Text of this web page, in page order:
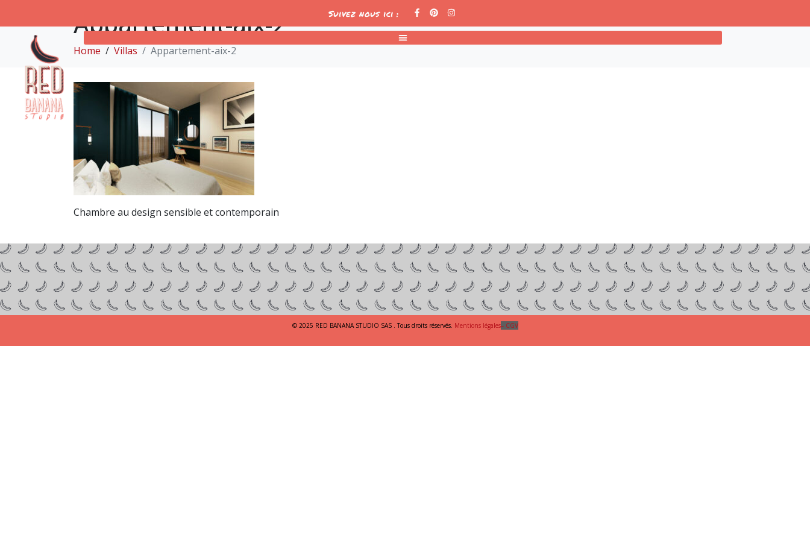
Suivez nous ici :
Appartement-aix-2
Home Villas Appartement-aix-2
Chambre au design sensible et contemporain
© 2025 RED BANANA STUDIO SAS . Tous droits réservés. Mentions légales– CGV